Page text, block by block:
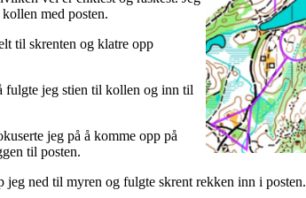
med posten.
til skrenten og klatre opp
fulgte jeg stien til kollen og inn til
jeg på å komme opp på
til posten.
jeg ned til myren og fulgte skrent rekken inn i posten.